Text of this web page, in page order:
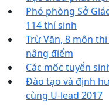
Phó phòng Sở
114 thí sinh
Trừ Văn, 8 môn
nâng điểm
Các mốc tuyển
Đào tạo và định
cùng U-lead 2017